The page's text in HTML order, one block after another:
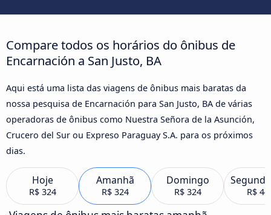
Compare todos os horários do ônibus de
Encarnación a San Justo, BA
Aqui está uma lista das viagens de ônibus mais baratas da
nossa pesquisa de Encarnación para San Justo, BA de várias
operadoras de ônibus como Nuestra Señora de la Asunción,
Crucero del Sur ou Expreso Paraguay S.A. para os próximos
dias.
Hoje
R$ 324
Amanhã
R$ 324
Domingo
R$ 324 R$